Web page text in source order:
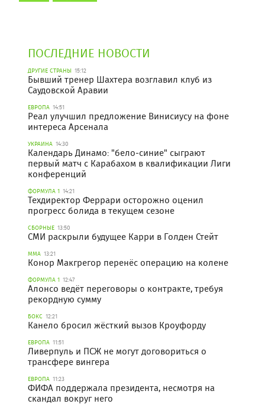
ПОСЛЕДНИЕ НОВОСТИ
ДРУГИЕ СТРАНЫ 15:12
Бывший тренер Шахтера возглавил клуб из
Саудовской Аравии
ЕВРОПА 14:51
Реал улучшил предложение Винисиусу на фоне
интереса Арсенала
УКРАИНА 14:30
Календарь Динамо: "бело-синие" сыграют
первый матч с Карабахом в квалификации Лиги
конференций
ФОРМУЛА 1 14:21
Техдиректор Феррари осторожно оценил
прогресс болида в текущем сезоне
СБОРНЫЕ 13:50
СМИ раскрыли будущее Карри в Голден Стейт
ММА 13:21
Конор Макгрегор перенёс операцию на колене
ФОРМУЛА 1 12:47
Алонсо ведёт переговоры о контракте, требуя
рекордную сумму
БОКС 12:21
Канело бросил жёсткий вызов Кроуфорду
ЕВРОПА 11:51
Ливерпуль и ПСЖ не могут договориться о
трансфере вингера
ЕВРОПА 11:23
ФИФА поддержала президента, несмотря на
скандал вокруг него